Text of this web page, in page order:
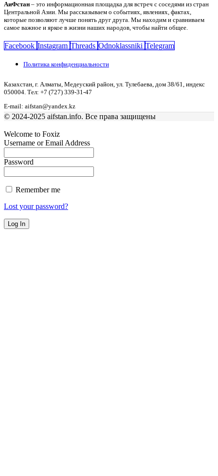
АиФстан – это информационная площадка для встреч с соседями из стран
Центральной Азии. Мы рассказываем о событиях, явлениях, фактах,
которые позволяют лучше понять друг друга. Мы находим и сравниваем
самое важное и яркое в жизни наших народов, чтобы найти общее.
Facebook Instagram Threads Odnoklassniki Telegram
Политика конфиденциальности
Казахстан, г. Алматы, Медеуский район, ул. Тулебаева, дом 38/61, индекс
050004. Тел: +7 (727) 339-31-47
E-mail: aifstan@yandex.kz
© 2024-2025 aifstan.info. Все права защищены
Welcome to Foxiz
Username or Email Address
Password
Remember me
Lost your password?